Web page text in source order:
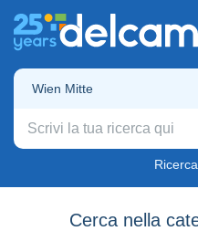
Wien Mitte
Cerca nella